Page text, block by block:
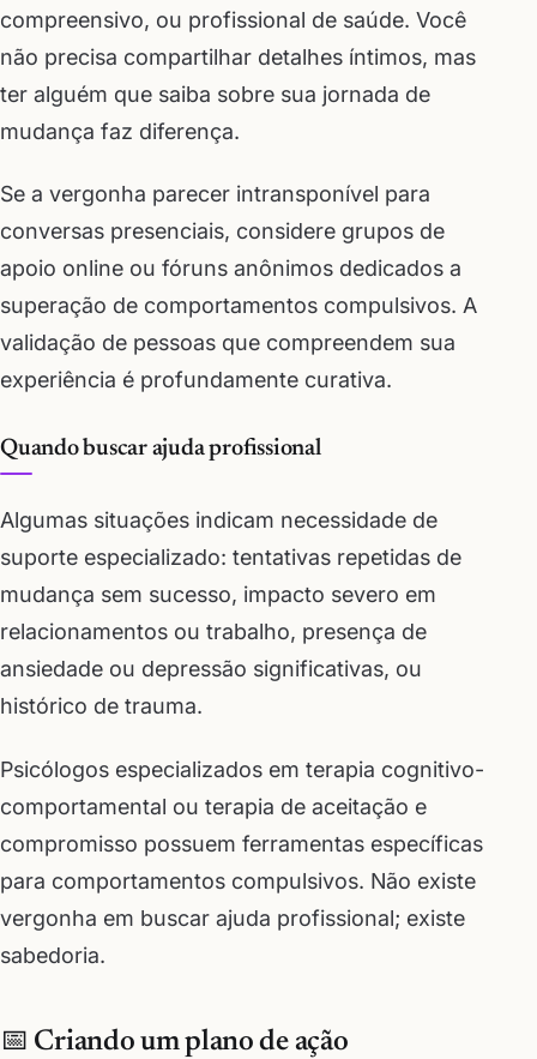
compreensivo, ou profissional de saúde. Você
não precisa compartilhar detalhes íntimos, mas
ter alguém que saiba sobre sua jornada de
mudança faz diferença.
Se a vergonha parecer intransponível para
conversas presenciais, considere grupos de
apoio online ou fóruns anônimos dedicados a
superação de comportamentos compulsivos. A
validação de pessoas que compreendem sua
experiência é profundamente curativa.
Quando buscar ajuda profissional
Algumas situações indicam necessidade de
suporte especializado: tentativas repetidas de
mudança sem sucesso, impacto severo em
relacionamentos ou trabalho, presença de
ansiedade ou depressão significativas, ou
histórico de trauma.
Psicólogos especializados em terapia cognitivo-
comportamental ou terapia de aceitação e
compromisso possuem ferramentas específicas
para comportamentos compulsivos. Não existe
vergonha em buscar ajuda profissional; existe
sabedoria.
📅 Criando um plano de ação